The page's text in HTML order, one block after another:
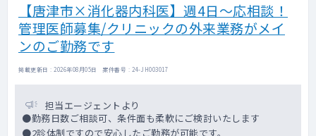
【唐津市×消化器内科医】週4日～応相談！
管理医師募集/クリニックの外来業務がメイ
ンのご勤務です
掲載更新日 : 2026年08月05日 案件番号 : 24-JH003017
担当エージェントより
●勤務日数ご相談可、条件面も柔軟にご検討いたします
●2診体制ですので安心したご勤務が可能です。